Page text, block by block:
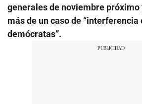
generales de noviembre próximo
más de un caso de
demócratas”.